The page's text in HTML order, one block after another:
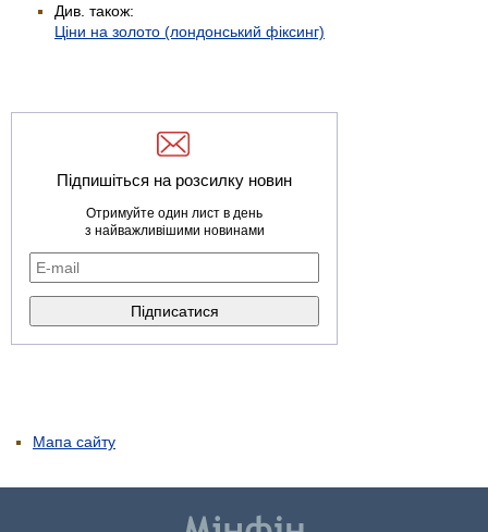
Див. також:
Ціни на золото (лондонський фіксинг)
Підпишіться на розсилку новин
Отримуйте один лист в день
з найважливішими новинами
Мапа сайту